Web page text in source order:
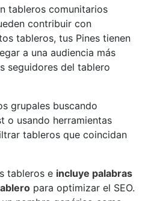
tableros comunitarios
contribuir con
tableros, tus Pines tienen
a una audiencia más
seguidores del tablero
grupales buscando
o usando herramientas
tableros que coincidan
tableros e incluye palabras
para optimizar el SEO.